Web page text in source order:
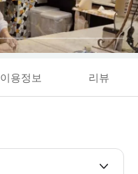
이용정보 리뷰